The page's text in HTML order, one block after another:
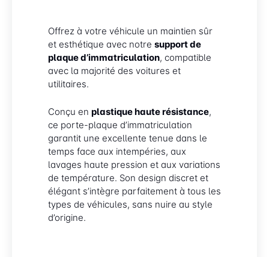
Offrez à votre véhicule un maintien sûr
et esthétique avec notre support de
plaque d’immatriculation, compatible
avec la majorité des voitures et
utilitaires.
Conçu en plastique haute résistance,
ce porte-plaque d’immatriculation
garantit une excellente tenue dans le
temps face aux intempéries, aux
lavages haute pression et aux variations
de température. Son design discret et
élégant s’intègre parfaitement à tous les
types de véhicules, sans nuire au style
d’origine.